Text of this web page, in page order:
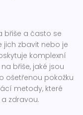
břiše a často se
jich zbavit nebo je
komplexní
břiše, jaké jsou
ošetřenou pokožku
metody, které
zdravou.